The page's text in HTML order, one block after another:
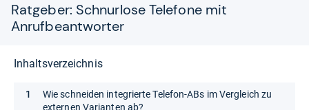
Ratgeber: Schnurlose Telefone mit
Anrufbeantworter
Inhaltsverzeichnis
Wie schneiden integrierte Telefon-ABs im Vergleich zu
externen Varianten ab?